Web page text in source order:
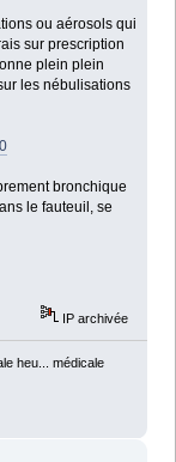
ou aérosols qui
sur prescription
plein plein
les nébulisations
bronchique
le fauteuil, se
IP archivée
heu... médicale